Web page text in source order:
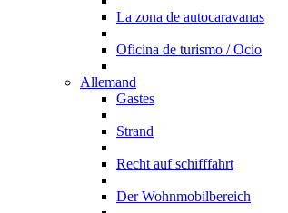
La zona de autocaravanas
Oficina de turismo / Ocio
Allemand
Gastes
Strand
Recht auf schifffahrt
Der Wohnmobilbereich